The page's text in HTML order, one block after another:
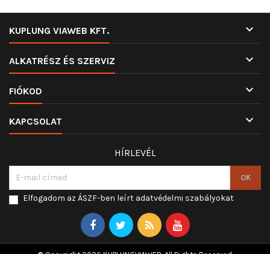
KUPLUNG VIAWEB KFT. 
ALKATRÉSZ ÉS SZERVIZ 
FIÓKOD 
KAPCSOLAT 
HÍRLEVÉL
Elfogadom az ÁSZF-ben leírt adatvédelmi szabályokat